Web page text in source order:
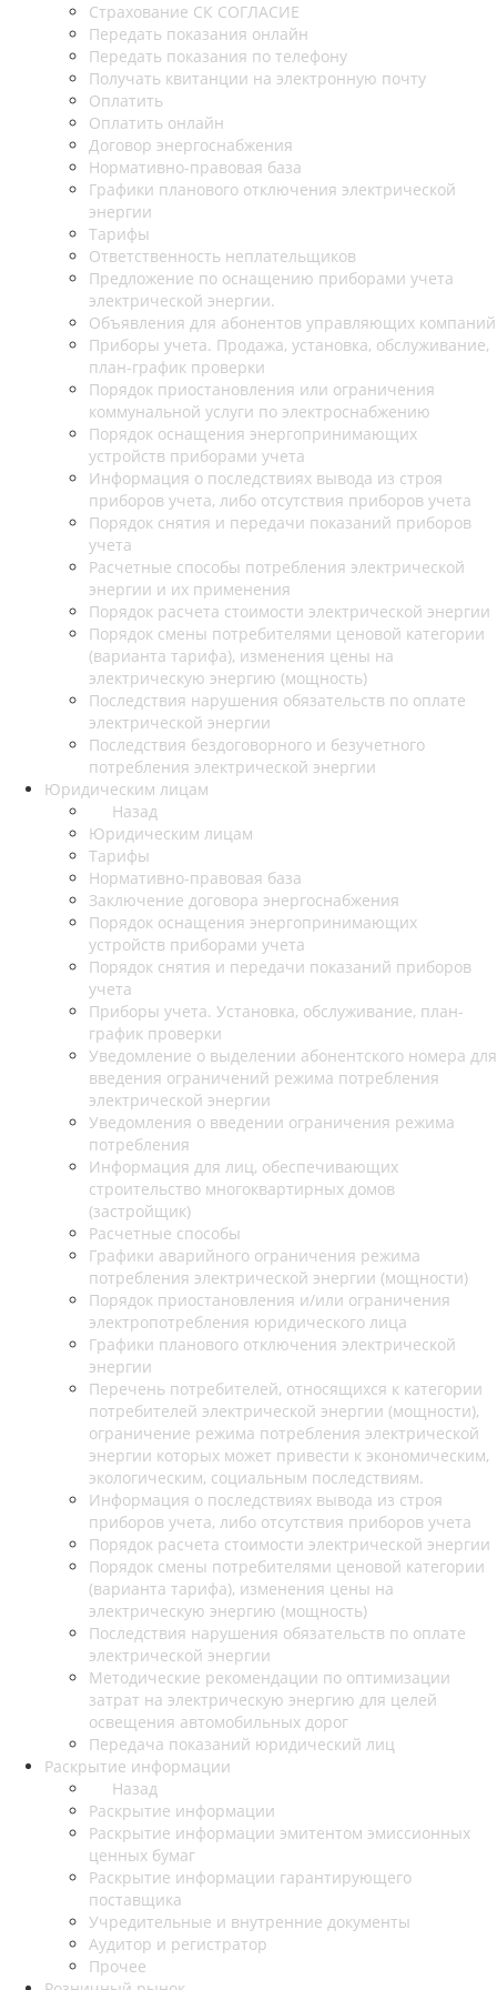
Страхование СК СОГЛАСИЕ
Передать показания онлайн
Передать показания по телефону
Получать квитанции на электронную почту
Оплатить
Оплатить онлайн
Договор энергоснабжения
Нормативно-правовая база
Графики планового отключения электрической
энергии
Тарифы
Ответственность неплательщиков
Предложение по оснащению приборами учета
электрической энергии.
Объявления для абонентов управляющих компаний
Приборы учета. Продажа, установка, обслуживание,
план-график проверки
Порядок приостановления или ограничения
коммунальной услуги по электроснабжению
Порядок оснащения энергопринимающих
устройств приборами учета
Информация о последствиях вывода из строя
приборов учета, либо отсутствия приборов учета
Порядок снятия и передачи показаний приборов
учета
Расчетные способы потребления электрической
энергии и их применения
Порядок расчета стоимости электрической энергии
Порядок смены потребителями ценовой категории
(варианта тарифа), изменения цены на
электрическую энергию (мощность)
Последствия нарушения обязательств по оплате
электрической энергии
Последствия бездоговорного и безучетного
потребления электрической энергии
Юридическим лицам
Назад
Юридическим лицам
Тарифы
Нормативно-правовая база
Заключение договора энергоснабжения
Порядок оснащения энергопринимающих
устройств приборами учета
Порядок снятия и передачи показаний приборов
учета
Приборы учета. Установка, обслуживание, план-
график проверки
Уведомление о выделении абонентского номера для
введения ограничений режима потребления
электрической энергии
Уведомления о введении ограничения режима
потребления
Информация для лиц, обеспечивающих
строительство многоквартирных домов
(застройщик)
Расчетные способы
Графики аварийного ограничения режима
потребления электрической энергии (мощности)
Порядок приостановления и/или ограничения
электропотребления юридического лица
Графики планового отключения электрической
энергии
Перечень потребителей, относящихся к категории
потребителей электрической энергии (мощности),
ограничение режима потребления электрической
энергии которых может привести к экономическим,
экологическим, социальным последствиям.
Информация о последствиях вывода из строя
приборов учета, либо отсутствия приборов учета
Порядок расчета стоимости электрической энергии
Порядок смены потребителями ценовой категории
(варианта тарифа), изменения цены на
электрическую энергию (мощность)
Последствия нарушения обязательств по оплате
электрической энергии
Методические рекомендации по оптимизации
затрат на электрическую энергию для целей
освещения автомобильных дорог
Передача показаний юридический лиц
Раскрытие информации
Назад
Раскрытие информации
Раскрытие информации эмитентом эмиссионных
ценных бумаг
Раскрытие информации гарантирующего
поставщика
Учредительные и внутренние документы
Аудитор и регистратор
Прочее